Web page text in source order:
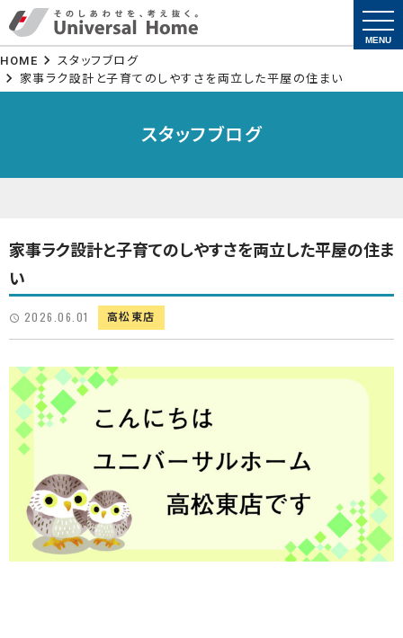
HOME
スタッフブログ
家事ラク設計と子育てのしやすさを両立した平屋の住まい
スタッフブログ
家事ラク設計と子育てのしやすさを両立した平屋の住ま
い
2026.06.01 高松東店
MENU